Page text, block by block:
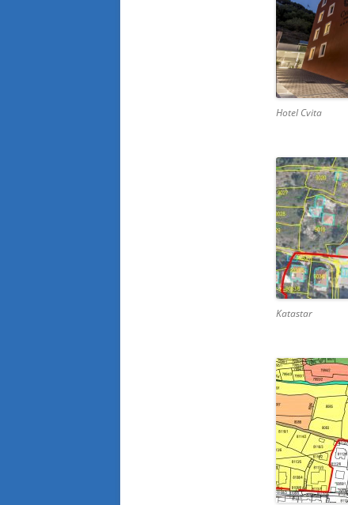
Hotel Cvita
Katastar